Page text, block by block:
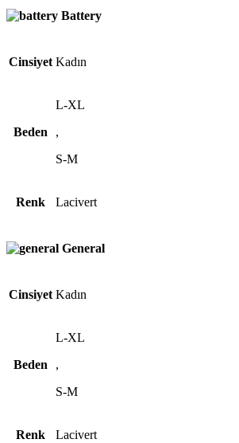
Battery
Cinsiyet Kadın
Beden
L-XL
,
S-M
Renk Lacivert
General
Cinsiyet Kadın
Beden
L-XL
,
S-M
Renk Lacivert